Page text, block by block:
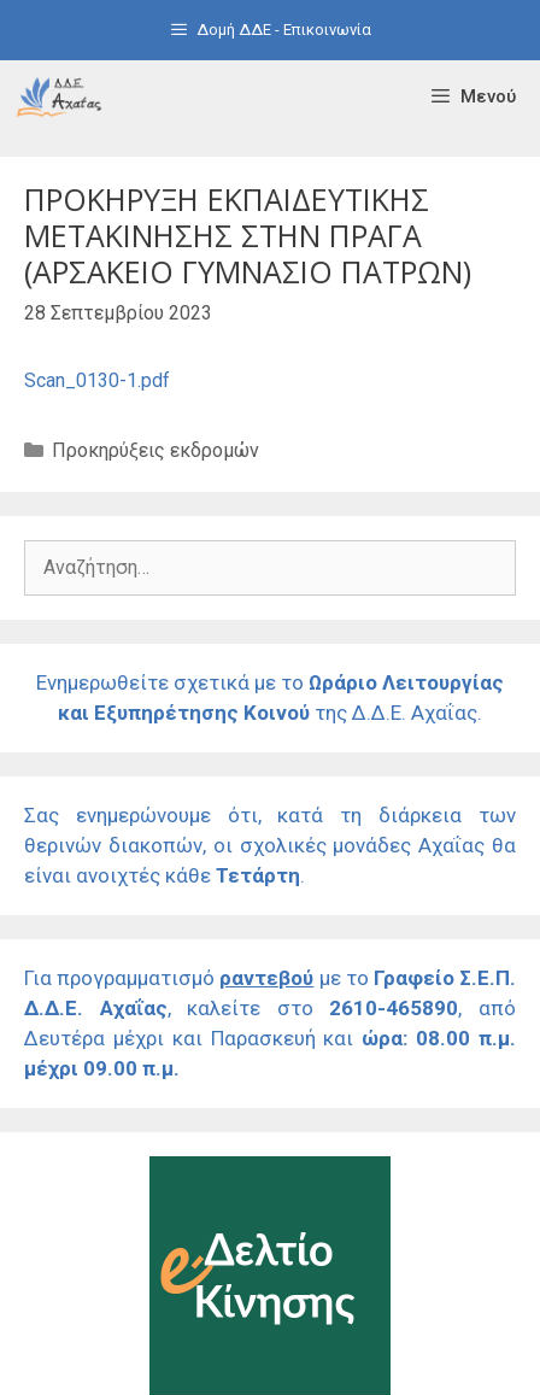
Δομή ΔΔΕ - Επικοινωνία
Μενού
ΠΡΟΚΗΡΥΞΗ ΕΚΠΑΙΔΕΥΤΙΚΗΣ
ΜΕΤΑΚΙΝΗΣΗΣ ΣΤΗΝ ΠΡΑΓΑ
(ΑΡΣΑΚΕΙΟ ΓΥΜΝΑΣΙΟ ΠΑΤΡΩΝ)
28 Σεπτεμβρίου 2023
Scan_0130-1.pdf
Κατηγορίες
Προκηρύξεις εκδρομών
Αναζήτηση
Ενημερωθείτε σχετικά με το Ωράριο Λειτουργίας
και Εξυπηρέτησης Κοινού της Δ.Δ.Ε. Αχαΐας.
Σας ενημερώνουμε ότι, κατά τη διάρκεια των
θερινών διακοπών, οι σχολικές μονάδες Αχαΐας θα
είναι ανοιχτές κάθε Τετάρτη.
Για προγραμματισμό ραντεβού με το Γραφείο Σ.Ε.Π.
Δ.Δ.Ε. Αχαΐας, καλείτε στο 2610-465890, από
Δευτέρα μέχρι και Παρασκευή και ώρα: 08.00 π.μ.
μέχρι 09.00 π.μ.